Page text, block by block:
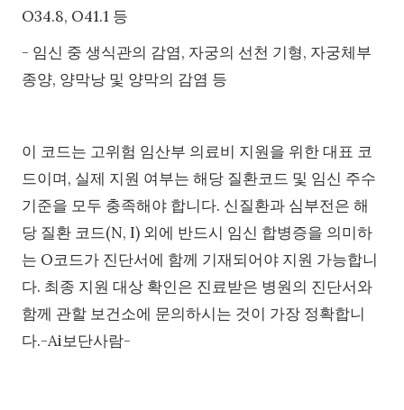
O34.8, O41.1 등
- 임신 중 생식관의 감염, 자궁의 선천 기형, 자궁체부
종양, 양막낭 및 양막의 감염 등
이 코드는 고위험 임산부 의료비 지원을 위한 대표 코
드이며, 실제 지원 여부는 해당 질환코드 및 임신 주수
기준을 모두 충족해야 합니다. 신질환과 심부전은 해
당 질환 코드(N, I) 외에 반드시 임신 합병증을 의미하
는 O코드가 진단서에 함께 기재되어야 지원 가능합니
다. 최종 지원 대상 확인은 진료받은 병원의 진단서와
함께 관할 보건소에 문의하시는 것이 가장 정확합니
다.-Ai보단사람-